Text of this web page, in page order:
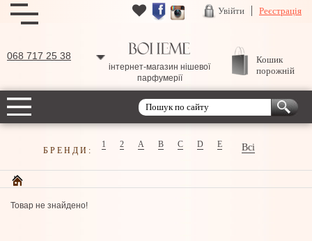
Увійти Реєстрація
068 717 25 38
інтернет-магазин нішевої
парфумерії
Кошик
порожній
БРЕНДИ:
1 2 A B C D E Всі
Товар не знайдено!